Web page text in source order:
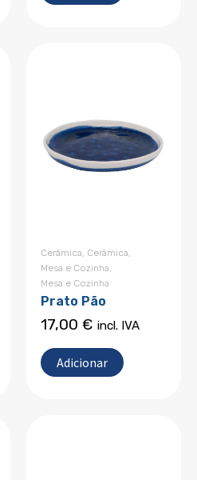
Cerâmica, Cerâmica,
Mesa e Cozinha,
Mesa e Cozinha
Prato Pão
17,00 € incl. IVA
Adicionar